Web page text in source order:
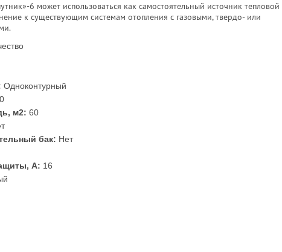
6 может использоваться как самостоятельный источник тепловой
к существующим системам отопления с газовыми, твердо- или
Одноконтурный
м2: 60
бак: Нет
А: 16